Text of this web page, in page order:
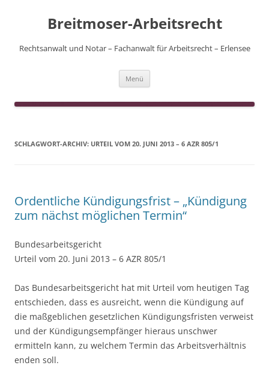
springenBreitmoser-Arbeitsrecht
Rechtsanwalt und Notar – Fachanwalt für Arbeitsrecht – Erlensee
Menü
SCHLAGWORT-ARCHIV: URTEIL VOM 20. JUNI 2013 – 6 AZR 805/1
Ordentliche Kündigungsfrist – „Kündigung
zum nächst möglichen Termin“
Bundesarbeitsgericht
Urteil vom 20. Juni 2013 – 6 AZR 805/1
Das Bundesarbeitsgericht hat mit Urteil vom heutigen Tag
entschieden, dass es ausreicht, wenn die Kündigung auf
die maßgeblichen gesetzlichen Kündigungsfristen verweist
und der Kündigungsempfänger hieraus unschwer
ermitteln kann, zu welchem Termin das Arbeitsverhältnis
enden soll.